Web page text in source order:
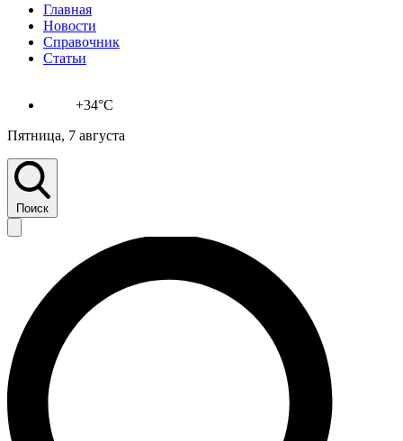
Главная
Новости
Справочник
Статьи
+34°C
Пятница, 7 августа
Поиск